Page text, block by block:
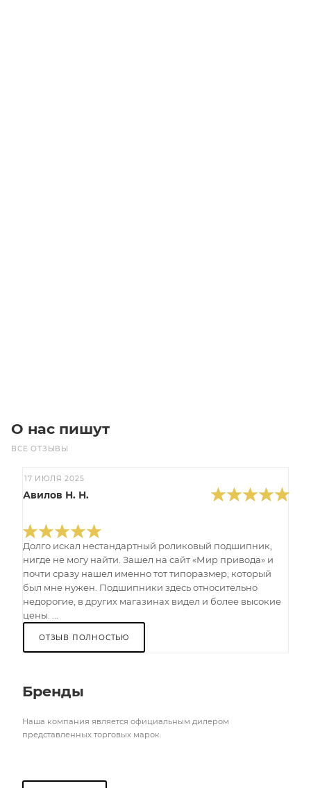
О нас пишут
ВСЕ ОТЗЫВЫ
17 ИЮЛЯ 2025
Авилов Н. Н.
Долго искал нестандартный роликовый подшипник,
нигде не могу найти. Зашел на сайт «Мир привода» и
почти сразу нашел именно тот типоразмер, который
был мне нужен. Подшипники здесь относительно
недорогие, в других магазинах видел и более высокие
цены. ...
ОТЗЫВ ПОЛНОСТЬЮ
Бренды
Наша компания является официальным дилером
представленных торговых марок.